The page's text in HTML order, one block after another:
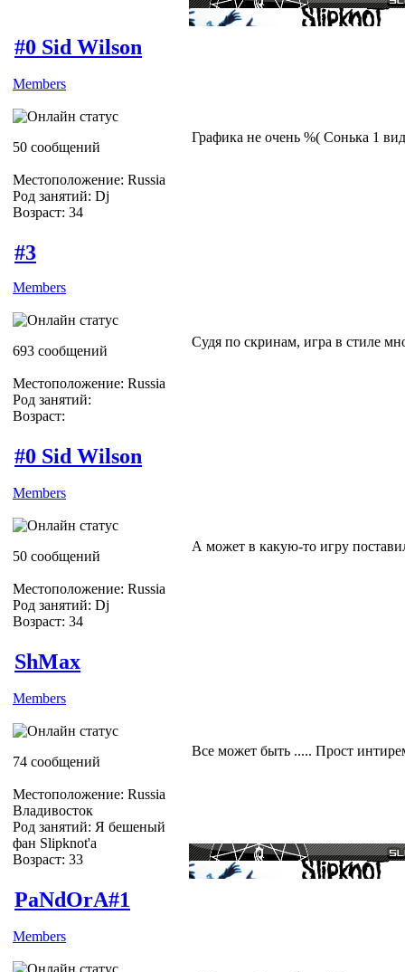
#0 Sid Wilson
Members
50 сообщений
Местоположение: Russia
Род занятий: Dj
Возраст: 34
Графика не очень %( Сонька 1
#3
Members
693 сообщений
Местоположение: Russia
Род занятий:
Возраст:
Судя по скринам, игра в стиле
#0 Sid Wilson
Members
50 сообщений
Местоположение: Russia
Род занятий: Dj
Возраст: 34
А может в какую-то игру
ShMax
Members
74 сообщений
Местоположение: Russia
Владивосток
Род занятий: Я бешеный
фан Slipknot'a
Возраст: 33
Все может быть ..... Прост
PaNdOrA#1
Members